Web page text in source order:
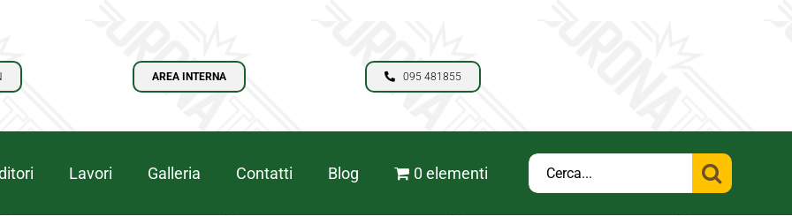
AREA INTERNA 095 481855
Lavori Galleria Contatti Blog 0 elementi
Cerca
per: